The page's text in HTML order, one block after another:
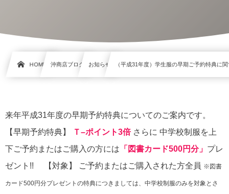
HOME 沖商店ブログ お知らせ （平成31年度）学生服の早期ご予約特典に
来年平成31年度の早期予約特典についてのご案内です。
【早期予約特典】
Ｔ–ポイント3倍 さらに 中学校制服を上
下ご予約またはご購入の方には 「図書カード500円分」 プレ
ゼント!! 【対象】 ご予約またはご購入された方全員 ※図書
カード500円分プレゼントの特典につきましては、中学校制服のみを対象とさ